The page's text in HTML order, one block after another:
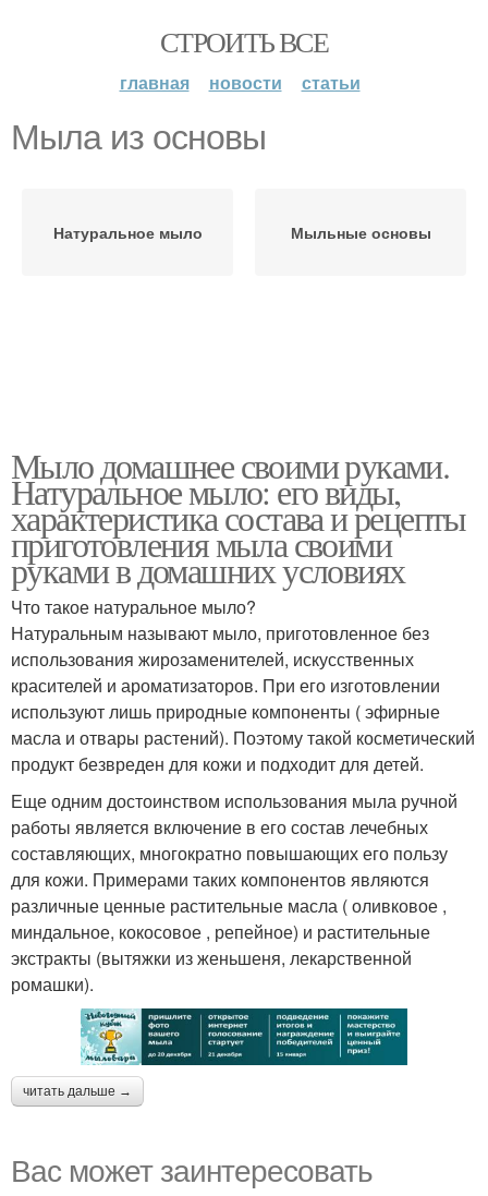
СТРОИТЬ ВСЕ
главная новости статьи
Мыла из основы
Натуральное мыло Мыльные основы
Мыло домашнее своими руками.
Натуральное мыло: его виды,
характеристика состава и рецепты
приготовления мыла своими
руками в домашних условиях
Что такое натуральное мыло?
Натуральным называют мыло, приготовленное без
использования жирозаменителей, искусственных
красителей и ароматизаторов. При его изготовлении
используют лишь природные компоненты ( эфирные
масла и отвары растений). Поэтому такой косметический
продукт безвреден для кожи и подходит для детей.
Еще одним достоинством использования мыла ручной
работы является включение в его состав лечебных
составляющих, многократно повышающих его пользу
для кожи. Примерами таких компонентов являются
различные ценные растительные масла ( оливковое ,
миндальное, кокосовое , репейное) и растительные
экстракты (вытяжки из женьшеня, лекарственной
ромашки).
читать дальше →
Вас может заинтересовать